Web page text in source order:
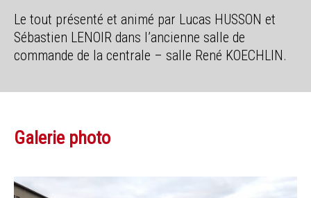
Le tout présenté et animé par Lucas HUSSON et
Sébastien LENOIR dans l’ancienne salle de
commande de la centrale – salle René KOECHLIN.
Galerie photo